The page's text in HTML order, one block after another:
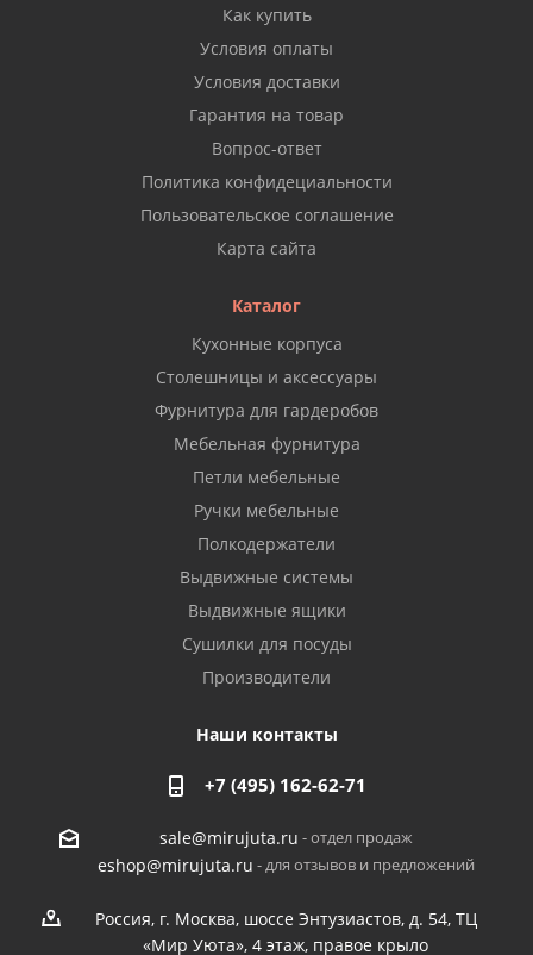
Как купить
Условия оплаты
Условия доставки
Гарантия на товар
Вопрос-ответ
Политика конфидециальности
Пользовательское соглашение
Карта сайта
Каталог
Кухонные корпуса
Столешницы и аксессуары
Фурнитура для гардеробов
Мебельная фурнитура
Петли мебельные
Ручки мебельные
Полкодержатели
Выдвижные системы
Выдвижные ящики
Сушилки для посуды
Производители
Наши контакты
+7 (495) 162-62-71
sale@mirujuta.ru - отдел продаж
eshop@mirujuta.ru - для отзывов и предложений
Россия, г. Москва, шоссе Энтузиастов, д. 54, ТЦ
«Мир Уюта», 4 этаж, правое крыло